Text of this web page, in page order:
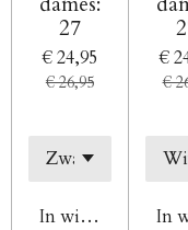
27
€ 24,95
€ 26,95
In winkelwagen
€
€
In